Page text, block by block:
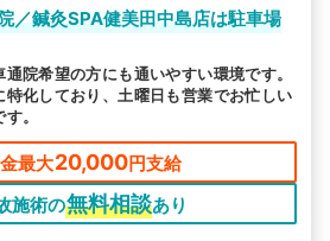
／鍼灸SPA健美田中島店は駐車場
院希望の方にも通いやすい環境です。
化しており、土曜日も営業でお忙しい
。
最大20,000円支給
施術の無料相談あり